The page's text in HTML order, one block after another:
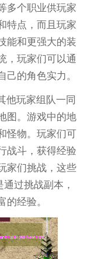
多个职业供玩家
特点，而且玩家
能和更强大的装
，玩家们可以通
的角色实力。
他玩家组队一同
图。游戏中的地
怪物。玩家们可
战斗，获得经验
家们挑战，这些
过挑战副本，
经验。